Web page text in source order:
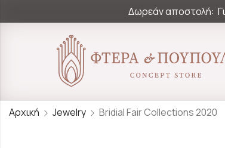
Δωρεάν αποστολή:
Αρχική Jewelry Bridial Fair Collections 2020